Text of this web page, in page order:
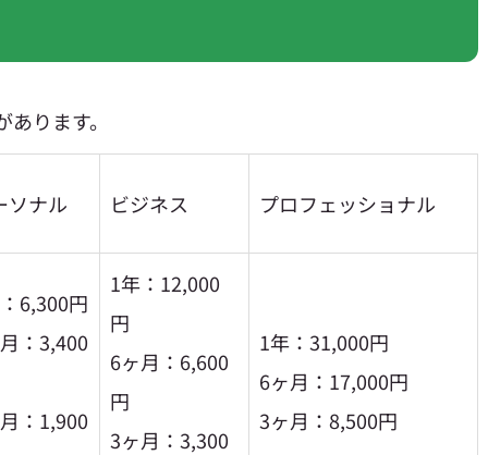
ります。
ソナル ビジネス プロフェッショナル
6,300円
：3,400
：1,900
1年：12,000
円
6ヶ月：6,600
円
3ヶ月：3,300
1年：31,000円
6ヶ月：17,000円
3ヶ月：8,500円